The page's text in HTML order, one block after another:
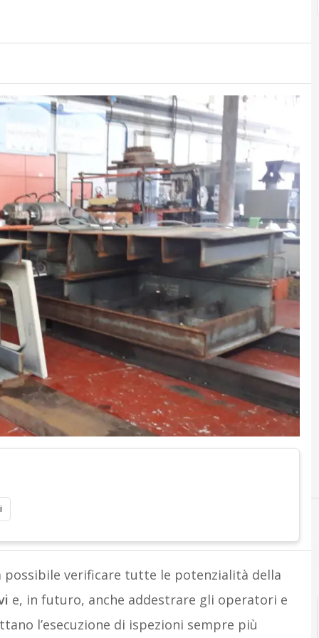
possibile verificare tutte le potenzialità della
e, in futuro, anche addestrare gli operatori e
l’esecuzione di ispezioni sempre più